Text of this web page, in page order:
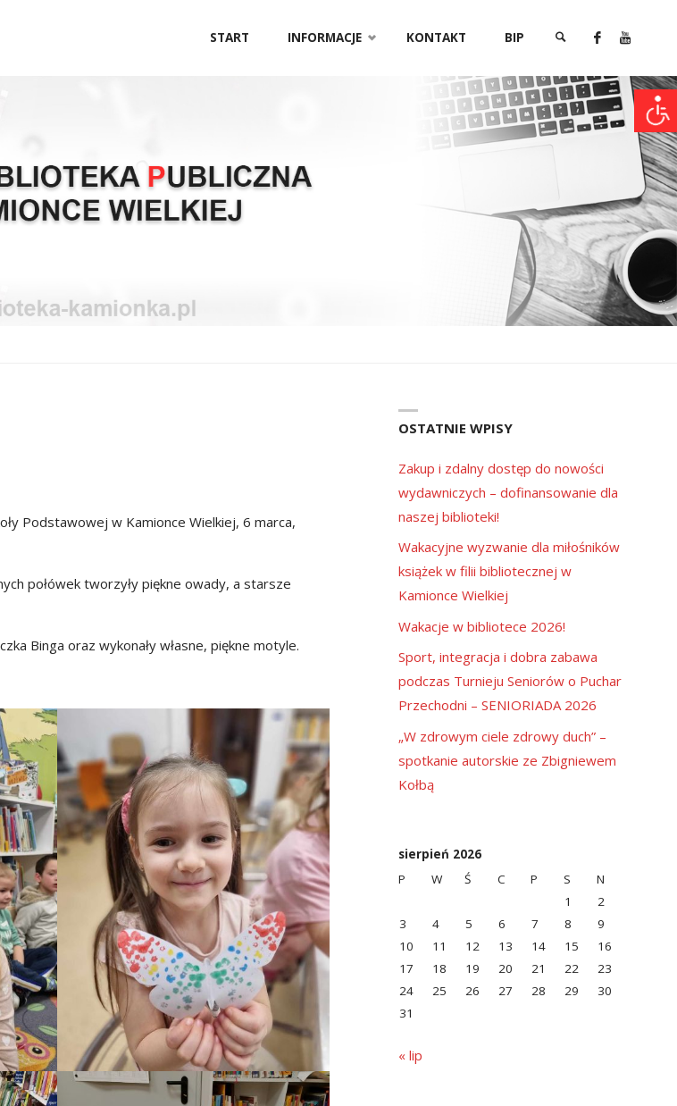
START INFORMACJE KONTAKT BIP
SZUKAJ
Podstawowej w Kamionce Wielkiej, 6 marca,
połówek tworzyły piękne owady, a starsze
Binga oraz wykonały własne, piękne motyle.
OSTATNIE WPISY
Zakup i zdalny dostęp do nowości
wydawniczych – dofinansowanie dla
naszej biblioteki!
Wakacyjne wyzwanie dla miłośników
książek w filii bibliotecznej w
Kamionce Wielkiej
Wakacje w bibliotece 2026!
Sport, integracja i dobra zabawa
podczas Turnieju Seniorów o Puchar
Przechodni – SENIORIADA 2026
„W zdrowym ciele zdrowy duch” –
spotkanie autorskie ze Zbigniewem
Kołbą
sierpień 2026
P
W Ś C P S
N
1
2
3
4 5 6 7 8
9
10
11 12 13 14 15
16
17
18 19 20 21 22
23
24
25 26 27 28 29
30
31
« lip